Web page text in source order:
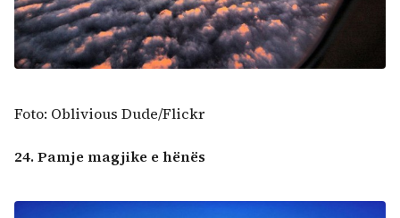
Foto: Oblivious Dude/Flickr
24. Pamje magjike e hënës